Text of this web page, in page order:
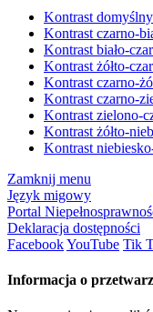
Kontrast domyślny
Kontrast czarno-
Kontrast biało-
Kontrast żółto-
Kontrast czarno-
Kontrast czarno-
Kontrast zielono-
Kontrast żółto-
Kontrast
Zamknij menu
Język migowy
Portal
Deklaracja dostępności
FacebookYouTube Tik
Informacja o